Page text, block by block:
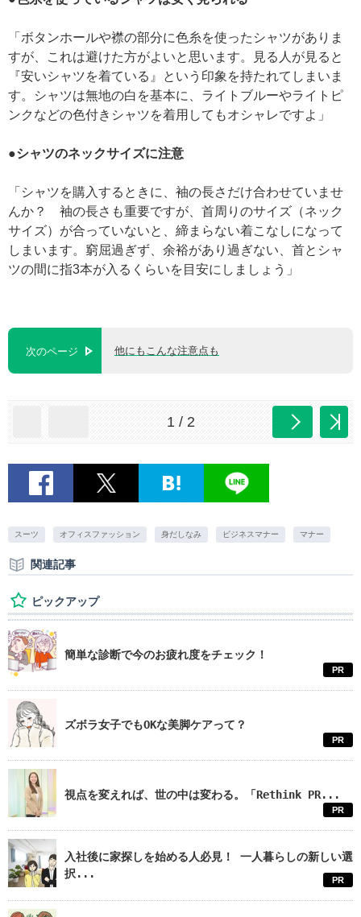
「ボタンホールや襟の部分に色糸を使ったシャツがありま
すが、これは避けた方がよいと思います。見る人が見ると
『安いシャツを着ている』という印象を持たれてしまいま
す。シャツは無地の白を基本に、ライトブルーやライトピ
ンクなどの色付きシャツを着用してもオシャレですよ」
●シャツのネックサイズに注意
「シャツを購入するときに、袖の長さだけ合わせていませ
んか？ 袖の長さも重要ですが、首周りのサイズ（ネック
サイズ）が合っていないと、締まらない着こなしになって
しまいます。窮屈過ぎず、余裕があり過ぎない、首とシャ
ツの間に指3本が入るくらいを目安にしましょう」
次のページ 他にもこんな注意点も
1 / 2
スーツ オフィスファッション 身だしなみ ビジネスマナー マナー
関連記事
ピックアップ
簡単な診断で今のお疲れ度をチェック！
PR
ズボラ女子でもOKな美脚ケアって？
PR
視点を変えれば、世の中は変わる。「Rethink PR...
PR
入社後に家探しを始める人必見！ 一人暮らしの新しい選
択...
PR